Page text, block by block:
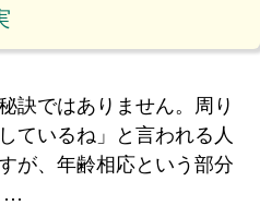
訣ではありません。周り
ているね」と言われる人
が、年齢相応という部分
…